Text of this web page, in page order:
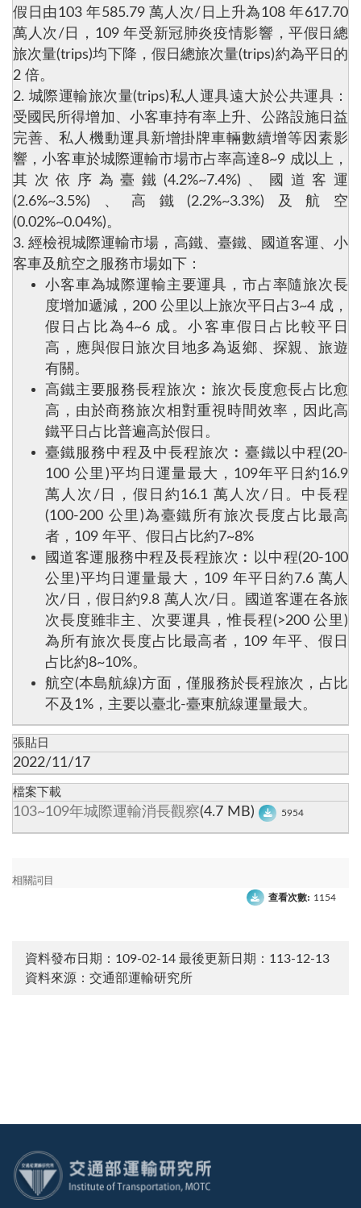
假日由103 年585.79 萬人次/日上升為108 年617.70
萬人次/日，109 年受新冠肺炎疫情影響，平假日總
旅次量(trips)均下降，假日總旅次量(trips)約為平日的
2 倍。
2. 城際運輸旅次量(trips)私人運具遠大於公共運具：
受國民所得增加、小客車持有率上升、公路設施日益
完善、私人機動運具新增掛牌車輛數續增等因素影
響，小客車於城際運輸市場市占率高達8~9 成以上，
其次依序為臺鐵(4.2%~7.4%)、國道客運
(2.6%~3.5%)、高鐵(2.2%~3.3%)及航空
(0.02%~0.04%)。
3. 經檢視城際運輸市場，高鐵、臺鐵、國道客運、小
客車及航空之服務市場如下：
小客車為城際運輸主要運具，市占率隨旅次長
度增加遞減，200 公里以上旅次平日占3~4 成，
假日占比為4~6 成。小客車假日占比較平日
高，應與假日旅次目地多為返鄉、探親、旅遊
有關。
高鐵主要服務長程旅次︰旅次長度愈長占比愈
高，由於商務旅次相對重視時間效率，因此高
鐵平日占比普遍高於假日。
臺鐵服務中程及中長程旅次︰臺鐵以中程(20-
100 公里)平均日運量最大，109年平日約16.9
萬人次/日，假日約16.1 萬人次/日。中長程
(100-200 公里)為臺鐵所有旅次長度占比最高
者，109 年平、假日占比約7~8%
國道客運服務中程及長程旅次︰以中程(20-100
公里)平均日運量最大，109 年平日約7.6 萬人
次/日，假日約9.8 萬人次/日。國道客運在各旅
次長度雖非主、次要運具，惟長程(>200 公里)
為所有旅次長度占比最高者，109 年平、假日
占比約8~10%。
航空(本島航線)方面，僅服務於長程旅次，占比
不及1%，主要以臺北-臺東航線運量最大。
張貼日
2022/11/17
檔案下載
103~109年城際運輸消長觀察(4.7 MB) 5954
相關詞目
查看次數: 1154
資料發布日期：109-02-14 最後更新日期：113-12-13
資料來源：交通部運輸研究所